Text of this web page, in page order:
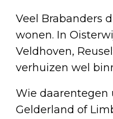
Veel Brabanders
wonen. In
Veldhoven,
verhuizen wel
Wie daarentegen
Gelderland of